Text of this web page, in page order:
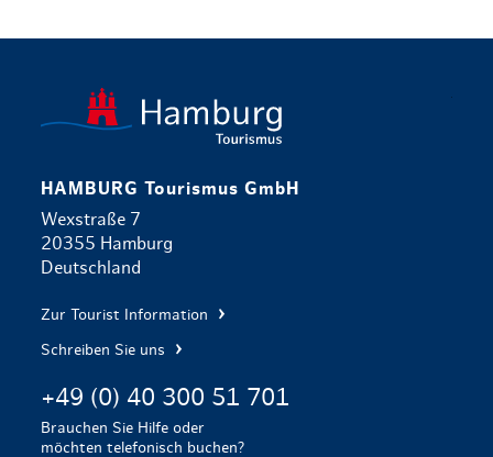
HAMBURG Tourismus GmbH
Wexstraße 7
20355 Hamburg
Deutschland
Zur Tourist Information
Schreiben Sie uns
+49 (0) 40 300 51 701
Brauchen Sie Hilfe oder
möchten telefonisch buchen?